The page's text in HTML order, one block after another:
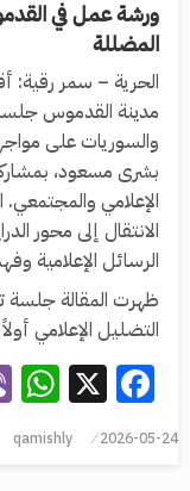
ورشة عمل في
المضللة
الحرية – سمر رقية:
مدينة القدموس
والسوريات على
بشرى مسعود،
الإعلامي
الانتقال إلى محور
الرسائل الإعلامية
ظهرت المقالة جلسة
التضليل الإعلامي
X
2026-05-24
qamishly